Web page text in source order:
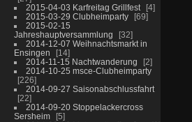
2015-04-03 Karfreitag Grillfest
4
2015-03-29 Clubheimparty
69
2015-02-15
Jahreshauptversammlung
32
2014-12-07 Weihnachtsmarkt in
Ensingen
14
2014-11-15 Nachtwanderung
2
2014-10-25 msce-Clubheimparty
226
2014-09-27 Saisonabschlussfahrt
22
2014-09-20 Stoppelackercross
Sersheim
5